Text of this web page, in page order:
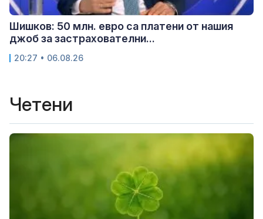
Шишков: 50 млн. евро са платени от нашия
джоб за застрахователни...
20:27 • 06.08.26
Четени